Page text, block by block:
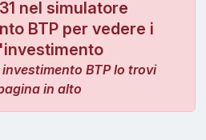
nel simulatore
BTP per vedere i
BTP lo trovi
in alto